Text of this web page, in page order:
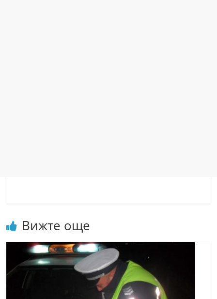
Вижте още